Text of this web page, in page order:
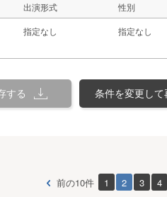
出演形式 性別
指定なし 指定なし
する 条件を変更して
前の10件 1 2 3 4